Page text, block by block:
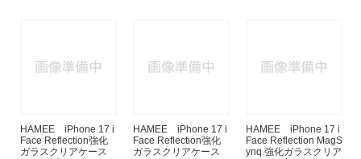
HAMEE iPhone 17 i
Face Reflection強化
ガラスクリアケース
HAMEE iPhone 17 i
Face Reflection強化
ガラスクリアケース
HAMEE iPhone 17 i
Face Reflection MagS
ynq 強化ガラスクリア